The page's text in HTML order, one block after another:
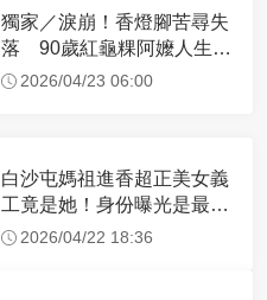
獨家／淚崩！香燈腳苦尋失
落 90歲紅龜粿阿嬤人生謝
幕2026/04/23 06:00
白沙屯媽祖進香超正美女義
工竟是她！身份曝光是最美
禮生 一輩子不結婚
2026/04/22 18:36